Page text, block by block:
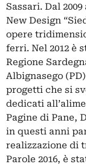
Sassari. Dal
New Design
opere
ferri. Nel 2012 è
Regione
Albignasego
progetti che si
dedicati
Pagine di Pane,
in questi anni
realizzazione di
Parole 2016, è